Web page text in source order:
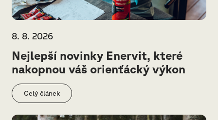
8. 8. 2026
Nejlepší novinky Enervit, které
nakopnou váš orienťácký výkon
Celý článek